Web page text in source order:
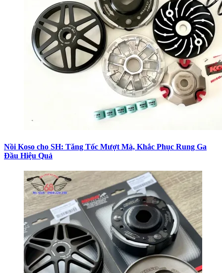
Nồi Koso cho SH: Tăng Tốc Mượt Mà, Khắc Phục Rung Ga
Đầu Hiệu Quả